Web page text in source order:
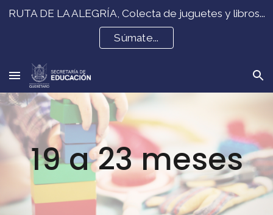
Skip to navigation
RUTA DE LA ALEGRÍA, Colecta de juguetes y libros...
Súmate...
19 a 23meses